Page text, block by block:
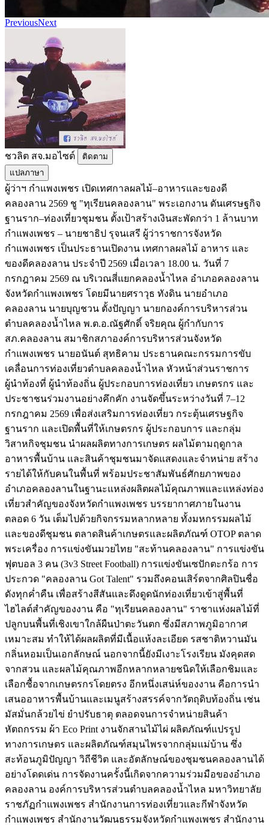
PreviousNext
ชวลิต สจ.มอไซต์
ติดตาม
แปลภาษา
ผู้ว่าฯ กำแพงเพชร เปิดเทศกาลผลไม้–อาหารและของดี
คลองลาน 2569 ชู "ทุเรียนคลองลาน" พระเอกงาน ดันเศรษฐกิจ
ฐานราก–ท่องเที่ยวชุมชน ตั้งเป้าสร้างเงินสะพัดกว่า 1 ล้านบาท
กำแพงเพชร – นายชาธิป รุจนเสรี ผู้ว่าราชการจังหวัด
กำแพงเพชร เป็นประธานเปิดงาน เทศกาลผลไม้ อาหาร และ
ของดีคลองลาน ประจำปี 2569 เมื่อเวลา 18.00 น. วันที่ 7
กรกฎาคม 2569 ณ บริเวณสี่แยกคลองน้ำไหล อำเภอคลองลาน
จังหวัดกำแพงเพชร โดยมีนายศราวุธ ทังดิน นายอำเภอ
คลองลาน นายบุญชวน ตั้งปัญญา นายกองค์การบริหารส่วน
ตำบลคลองน้ำไหล พ.ต.อ.ณัฐศักดิ์ จริยคุณ ผู้กำกับการ
สภ.คลองลาน สมาชิกสภาองค์การบริหารส่วนจังหวัด
กำแพงเพชร นายอนันต์ สุทธิคาม ประธานคณะกรรมการขับ
เคลื่อนการท่องเที่ยวตำบลคลองน้ำไหล หัวหน้าส่วนราชการ
ผู้นำท้องที่ ผู้นำท้องถิ่น ผู้ประกอบการท่องเที่ยว เกษตรกร และ
ประชาชนร่วมงานอย่างคึกคัก งานจัดขึ้นระหว่างวันที่ 7–12
กรกฎาคม 2569 เพื่อส่งเสริมการท่องเที่ยว กระตุ้นเศรษฐกิจ
ฐานราก และเปิดพื้นที่ให้เกษตรกร ผู้ประกอบการ และกลุ่ม
วิสาหกิจชุมชน นำผลผลิตทางการเกษตร ผลไม้ตามฤดูกาล
อาหารพื้นบ้าน และสินค้าชุมชนมาจัดแสดงและจำหน่าย สร้าง
รายได้ให้กับคนในพื้นที่ พร้อมประชาสัมพันธ์ศักยภาพของ
อำเภอคลองลานในฐานะแหล่งผลิตผลไม้คุณภาพและแหล่งท่อง
เที่ยวสำคัญของจังหวัดกำแพงเพชร บรรยากาศภายในงาน
ตลอด 6 วัน เต็มไปด้วยกิจกรรมหลากหลาย ทั้งมหกรรมผลไม้
และของดีชุมชน ตลาดสินค้าเกษตรและผลิตภัณฑ์ OTOP ตลาด
พระเครื่อง การแข่งขันมวยไทย "สะท้านคลองลาน" การแข่งขัน
ฟุตบอล 3 คน (3v3 Street Football) การแข่งขันเซปักตะกร้อ การ
ประกวด "คลองลาน Got Talent" รวมถึงคอนเสิร์ตจากศิลปินชื่อ
ดังทุกค่ำคืน เพื่อสร้างสีสันและดึงดูดนักท่องเที่ยวเข้าสู่พื้นที่
ไฮไลต์สำคัญของงาน คือ "ทุเรียนคลองลาน" ราชาแห่งผลไม้ที่
ปลูกบนพื้นที่เชิงเขาใกล้ผืนป่าตะวันตก ซึ่งมีสภาพภูมิอากาศ
เหมาะสม ทำให้ได้ผลผลิตที่มีเนื้อแห้งละเอียด รสชาติหวานมัน
กลิ่นหอมเป็นเอกลักษณ์ นอกจากนี้ยังมีเงาะโรงเรียน มังคุดสด
จากสวน และผลไม้คุณภาพอีกหลากหลายชนิดให้เลือกชิมและ
เลือกซื้อจากเกษตรกรโดยตรง อีกหนึ่งเสน่ห์ของงาน คือการนำ
เสนออาหารพื้นบ้านและเมนูสร้างสรรค์จากวัตถุดิบท้องถิ่น เช่น
มัสมั่นกล้วยไข่ ยำปรับธาตุ ตลอดจนการจำหน่ายสินค้า
หัตถกรรม ผ้า Eco Print งานจักสานไม้ไผ่ ผลิตภัณฑ์แปรรูป
ทางการเกษตร และผลิตภัณฑ์สมุนไพรจากกลุ่มแม่บ้าน ซึ่ง
สะท้อนภูมิปัญญา วิถีชีวิต และอัตลักษณ์ของชุมชนคลองลานได้
อย่างโดดเด่น การจัดงานครั้งนี้เกิดจากความร่วมมือของอำเภอ
คลองลาน องค์การบริหารส่วนตำบลคลองน้ำไหล มหาวิทยาลัย
ราชภัฏกำแพงเพชร สำนักงานการท่องเที่ยวและกีฬาจังหวัด
กำแพงเพชร สำนักงานวัฒนธรรมจังหวัดกำแพงเพชร สำนักงาน